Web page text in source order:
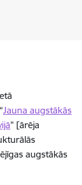
Jauna augstākās
” [ārēja
augstākās